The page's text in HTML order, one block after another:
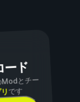
ド
とチー
です